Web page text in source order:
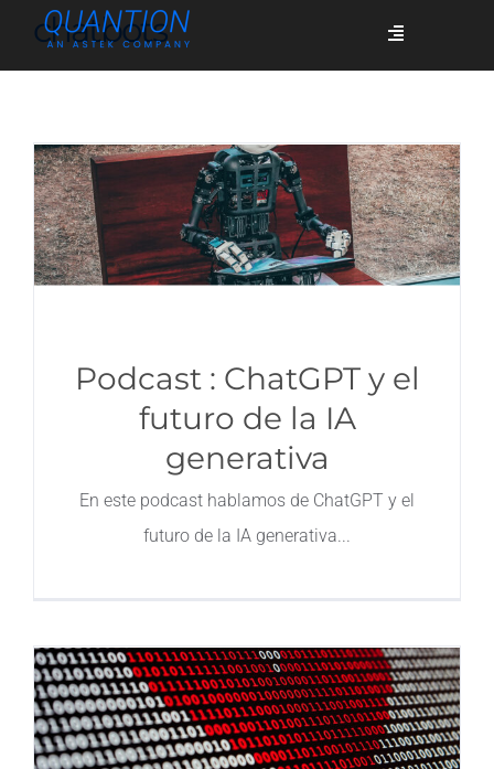
Toggle
Quiénes somos
Casos de éxito
chatbots
Podcast : ChatGPT y el
futuro de la IA
generativa
En este podcast hablamos de ChatGPT y el
futuro de la IA generativa